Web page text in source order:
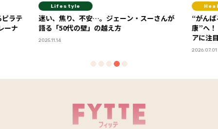
さんが
Healthcare
“がんばる健康”から“心地よく整える健
康”へ！ 2026年下半期は運動・休養・血糖ケ
アに注目
“プ
ゴ